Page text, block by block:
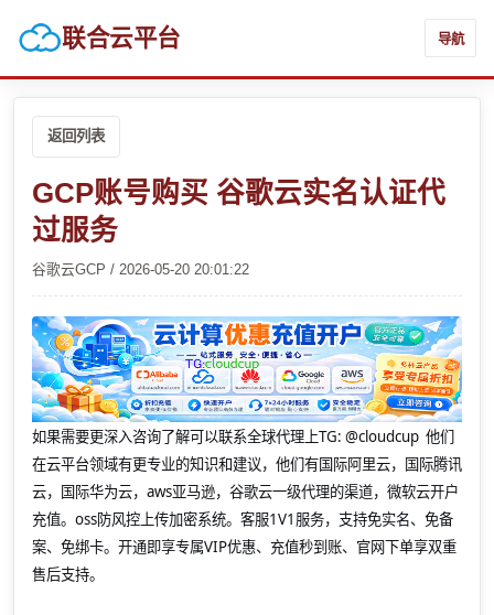
联合云平台 导航
返回列表
GCP账号购买 谷歌云实名认证代
过服务
谷歌云GCP / 2026-05-20 20:01:22
如果需要更深入咨询了解可以联系全球代理上TG: @cloudcup 他们
在云平台领域有更专业的知识和建议，他们有国际阿里云，国际腾讯
云，国际华为云，aws亚马逊，谷歌云一级代理的渠道，微软云开户
充值。oss防风控上传加密系统。客服1V1服务，支持免实名、免备
案、免绑卡。开通即享专属VIP优惠、充值秒到账、官网下单享双重
售后支持。